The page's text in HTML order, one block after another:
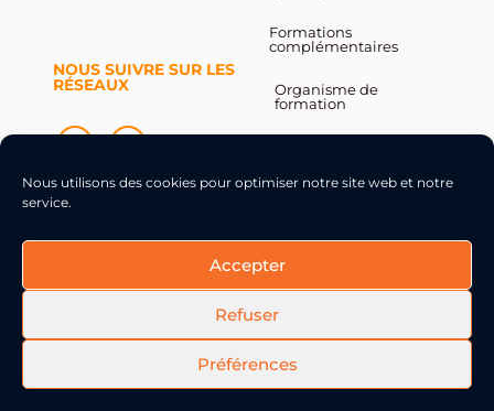
Nous utilisons des cookies pour optimiser notre site web et notre
service.
Accepter
Refuser
Préférences
NOUS SUIVRE SUR LES
RÉSEAUX
Formations
complémentaires
Organisme de
formation
© 2026 FORMA3DELEC